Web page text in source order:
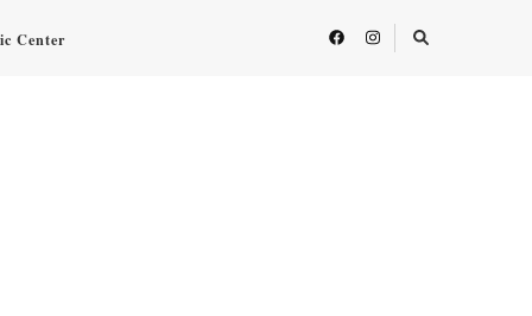
Center